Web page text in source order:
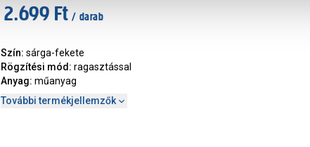
2.699 Ft / darab
Szín: sárga-fekete
Rögzítési mód : ragasztással
Anyag: műanyag
További termékjellemzők